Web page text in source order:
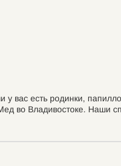
вас есть родинки,
во Владивостоке. Наши